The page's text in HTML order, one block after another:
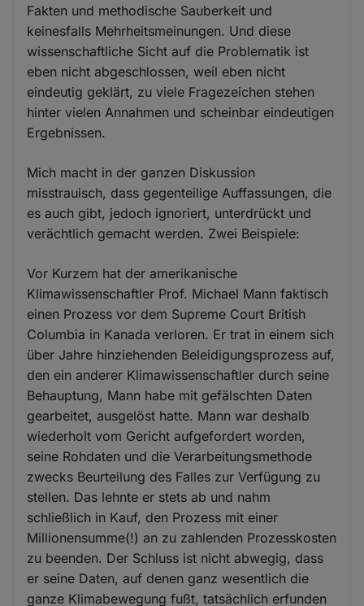
Fakten und methodische Sauberkeit und
keinesfalls Mehrheitsmeinungen. Und diese
wissenschaftliche Sicht auf die Problematik ist
eben nicht abgeschlossen, weil eben nicht
eindeutig geklärt, zu viele Fragezeichen stehen
hinter vielen Annahmen und scheinbar eindeutigen
Ergebnissen.
Mich macht in der ganzen Diskussion
misstrauisch, dass gegenteilige Auffassungen, die
es auch gibt, jedoch ignoriert, unterdrückt und
verächtlich gemacht werden. Zwei Beispiele:
Vor Kurzem hat der amerikanische
Klimawissenschaftler Prof. Michael Mann faktisch
einen Prozess vor dem Supreme Court British
Columbia in Kanada verloren. Er trat in einem sich
über Jahre hinziehenden Beleidigungsprozess auf,
den ein anderer Klimawissenschaftler durch seine
Behauptung, Mann habe mit gefälschten Daten
gearbeitet, ausgelöst hatte. Mann war deshalb
wiederholt vom Gericht aufgefordert worden,
seine Rohdaten und die Verarbeitungsmethode
zwecks Beurteilung des Falles zur Verfügung zu
stellen. Das lehnte er stets ab und nahm
schließlich in Kauf, den Prozess mit einer
Millionensumme(!) an zu zahlenden Prozesskosten
zu beenden. Der Schluss ist nicht abwegig, dass
er seine Daten, auf denen ganz wesentlich die
ganze Klimabewegung fußt, tatsächlich erfunden